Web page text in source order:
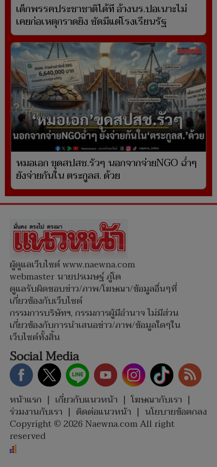
เด็กพรรคประชาชาติได้ที อ้างนร.ปอเนาะไม่
เคยก่อเหตุกราดยิง ซัดมีแต่โรงเรียนรัฐ
หมอเอก ขุดสปสช.รัวๆ นอกจากจ่ายNGO ฉ่ำๆ
ยังจ่ายกันใน ตระกูลส. ด้วย
ผู้ดูแลเว็บไซต์ www.naewna.com
webmaster นายปรเมษฐ์ ภู่โต
ดูแลรับผิดชอบข่าว/ภาพ/โฆษณา/ข้อมูลอื่นๆที่
เกี่ยวข้องกับเว็บไซต์
กรรมการบริษัทฯ, กรรมการผู้มีอำนาจ ไม่มีส่วน
เกี่ยวข้องกับการนำเสนอข่าว/ภาพ/ข้อมูลใดๆใน
เว็บไซต์ทั้งสิ้น
Social Media
หน้าแรก | เกี่ยวกับแนวหน้า | โฆษณากับเรา |
ร่วมงานกับเรา | ติดต่อแนวหน้า | นโยบายข้อตกลง
Copyright © 2026 Naewna.com All right
reserved